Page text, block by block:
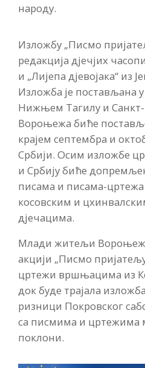
народу.
Изложбу „Писмо
редакција дјечјих
и „Лијепа дјевојака“ из
Изложба је постављана у
Нижњем Тагилу и Санкт-
Вороњежа биће
крајем септембра и
Србији. Осим изложбе
и Србију биће
писама и писама-
косовским и
дјечацима.
Млади житељи
акцији „Писмо
цртежи вршњацима из
док буде трајала
ризници Покровског
са писмима и цртежима
поклони.